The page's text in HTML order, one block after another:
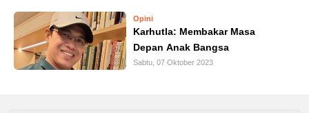
Opini
Karhutla: Membakar Masa
Depan Anak Bangsa
Sabtu, 07 Oktober 2023